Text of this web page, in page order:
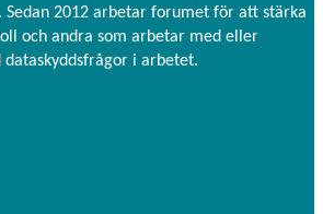
2012 arbetar forumet för att stärka
och andra som arbetar med eller
i arbetet.